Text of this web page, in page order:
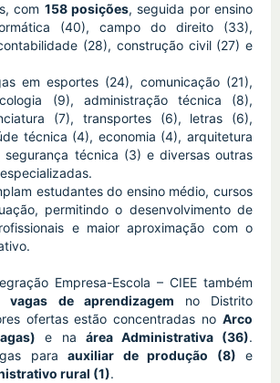
com 158 posições, seguida por ensino
(40), campo do direito (33),
(28), construção civil (27) e
em esportes (24), comunicação (21),
(9), administração técnica (8),
(7), transportes (6), letras (6),
técnica (4), economia (4), arquitetura
segurança técnica (3) e diversas outras
estudantes do ensino médio, cursos
permitindo o desenvolvimento de
e maior aproximação com o
Empresa-Escola – CIEE também
vagas de aprendizagem no Distrito
ofertas estão concentradas no Arco
e na área Administrativa (36).
para auxiliar de produção (8)
rural (1).